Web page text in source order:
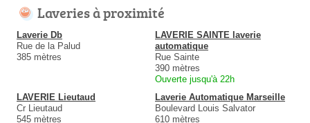
Laveries à proximité
Laverie Db
Rue de la Palud
385 mètres
LAVERIE SAINTE laverie
automatique
Rue Sainte
390 mètres
Ouverte jusqu'à 22h
LAVERIE Lieutaud
Cr Lieutaud
545 mètres
Laverie Automatique Marseille
Boulevard Louis Salvator
610 mètres